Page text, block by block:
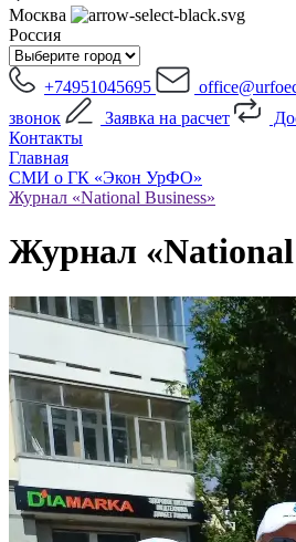
Москва
Россия
+74951045695
звонок
Заявка на расчет
Контакты
Главная
СМИ о ГК «Экон УрФО»
Журнал «National Business»
Журнал «National